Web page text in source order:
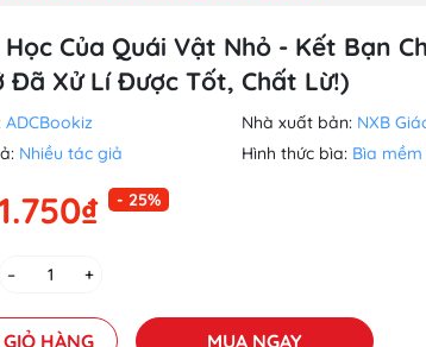
Của Quái Vật Nhỏ - Kết Bạn
Đã Xử Lí Được Tốt, Chất Lừ!)
ADCBookiz Nhà xuất bản: NXB
Nhiều tác giả Hình thức bìa: Bìa mềm
- 25%
– +
HÀNG MUA NGAY